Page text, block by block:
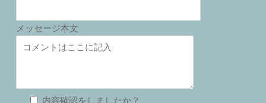
メッセージ本文
内容確認をしましたか？